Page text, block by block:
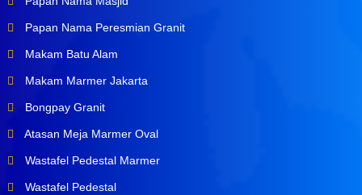
Papan Nama Peresmian Granit
Makam Batu Alam
Makam Marmer Jakarta
Bongpay Granit
Atasan Meja Marmer Oval
Wastafel Pedestal Marmer
Wastafel Pedestal